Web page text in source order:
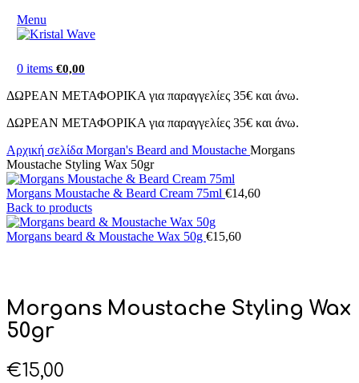
Menu
0 items €0,00
ΔΩΡΕΑΝ ΜΕΤΑΦΟΡΙΚΑ για παραγγελίες 35€ και άνω.
ΔΩΡΕΑΝ ΜΕΤΑΦΟΡΙΚΑ για παραγγελίες 35€ και άνω.
Αρχική σελίδα Morgan's Beard and Moustache Morgans
Moustache Styling Wax 50gr
Morgans Moustache & Beard Cream 75ml €14,60
Back to products
Morgans beard & Moustache Wax 50g €15,60
Morgans Moustache Styling Wax
50gr
€15,00